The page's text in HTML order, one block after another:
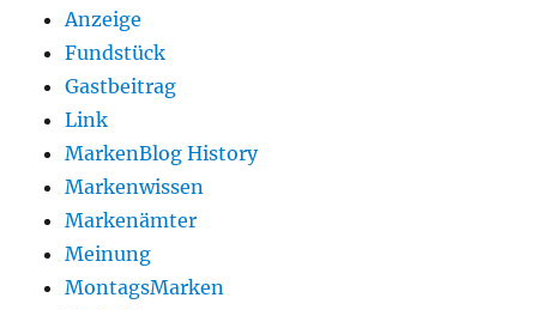
Anzeige
Fundstück
Gastbeitrag
Link
MarkenBlog History
Markenwissen
Markenämter
Meinung
MontagsMarken